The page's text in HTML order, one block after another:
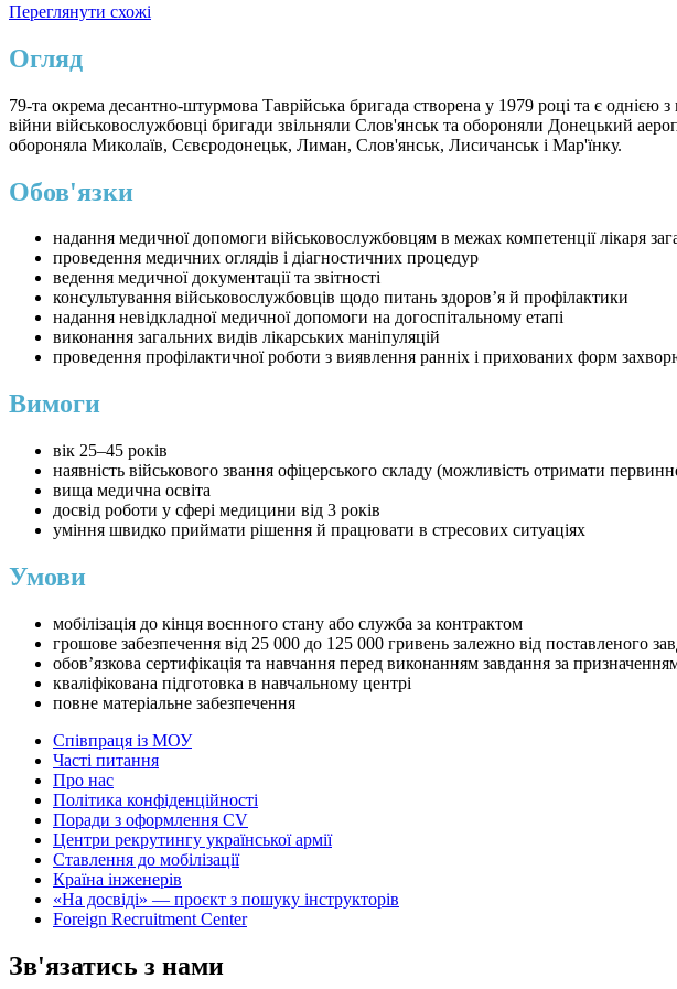
Переглянути схожі
Огляд
79-та окрема десантно-штурмова Таврійська бригада створена у 1979 році та є однією
війни військовослужбовці бригади звільняли Слов'янськ та обороняли Донецький
обороняла Миколаїв, Сєвєродонецьк, Лиман, Слов'янськ, Лисичанськ і Мар'їнку.
Обов'язки
надання медичної допомоги військовослужбовцям в межах компетенції лікаря
проведення медичних оглядів і діагностичних процедур
ведення медичної документації та звітності
консультування військовослужбовців щодо питань здоров’я й профілактики
надання невідкладної медичної допомоги на догоспітальному етапі
виконання загальних видів лікарських маніпуляцій
проведення профілактичної роботи з виявлення ранніх і прихованих форм
Вимоги
вік 25–45 років
наявність військового звання офіцерського складу (можливість отримати
вища медична освіта
досвід роботи у сфері медицини від 3 років
уміння швидко приймати рішення й працювати в стресових ситуаціях
Умови
мобілізація до кінця воєнного стану або служба за контрактом
грошове забезпечення від 25 000 до 125 000 гривень залежно від поставленого
обов’язкова сертифікація та навчання перед виконанням завдання за
кваліфікована підготовка в навчальному центрі
повне матеріальне забезпечення
Співпраця із МОУ
Часті питання
Про нас
Політика конфіденційності
Поради з оформлення CV
Центри рекрутингу української армії
Ставлення до мобілізації
Країна інженерів
«На досвіді» — проєкт з пошуку інструкторів
Foreign Recruitment Center
Зв'язатись з нами